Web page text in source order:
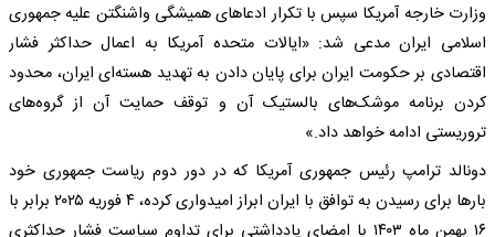
وزارت خارجه آمریکا سپس با تکرار ادعاهای همیشگی واشنگتن علیه جمهوری
اسلامی ایران مدعی شد: «ایالات متحده آمریکا به اعمال حداکثر فشار
اقتصادی بر حکومت ایران برای پایان دادن به تهدید هسته‌ای ایران، محدود
کردن برنامه موشک‌های بالستیک آن و توقف حمایت آن از گروه‌های
تروریستی ادامه خواهد داد.»
دونالد ترامپ رئیس جمهوری آمریکا که در دور دوم ریاست جمهوری خود
بارها برای رسیدن به توافق با ایران ابراز امیدواری کرده، ۴ فوریه ۲۰۲۵ برابر با
۱۶ بهمن ماه ۱۴۰۳ با امضای یادداشتی برای تداوم سیاست فشار حداکثری